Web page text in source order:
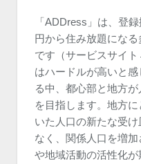
「ADDress」は、登
円から住み放題にな
です（サービスサイ
はハードルが高いと
る中、都心部と地方
を目指します。地方
いた人口の新たな受
なく、関係人口を増
や地域活動の活性化が